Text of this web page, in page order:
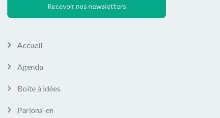
Recevoir nos newsletters
Accueil
Agenda
Boite à idées
Parlons-en